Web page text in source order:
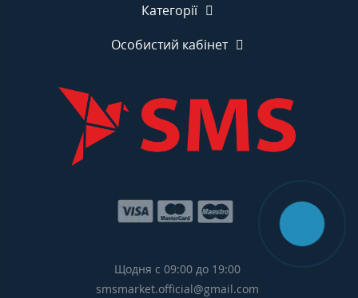
Категорії
Особистий кабінет
Щодня с 09:00 до 19:00
smsmarket.official@gmail.com